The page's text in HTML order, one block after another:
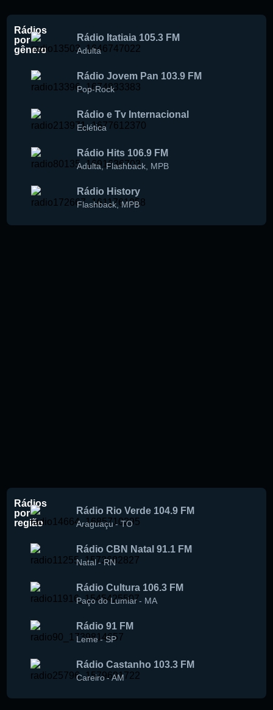
Rádios
por
gênero
Rádio Itatiaia 105.3 FM
Adulta
Rádio Jovem Pan 103.9 FM
Pop-Rock
Rádio e Tv Internacional
Eclética
Rádio Hits 106.9 FM
Adulta,Flashback, MPB
Rádio History
Flashback,MPB
Rádios
por
região
Rádio Rio Verde 104.9 FM
Araguaçu-TO
Rádio CBN Natal 91.1 FM
Natal -RN
Rádio Cultura 106.3 FM
Paço do Lumiar- MA
Rádio 91 FM
Leme-SP
Rádio Castanho 103.3 FM
Careiro-AM